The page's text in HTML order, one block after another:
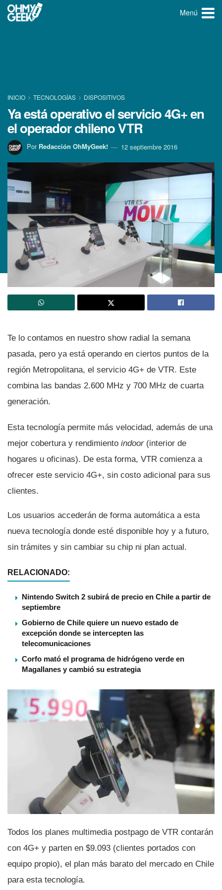
Menú
INICIO TECNOLOGÍ­AS DISPOSITIVOS
Ya está operativo el servicio 4G+ en
el operador chileno VTR
Por Redacción OhMyGeek! 12 septiembre 2016
Te lo contamos en nuestro show radial la semana
pasada, pero ya está operando en ciertos puntos de la
región Metropolitana, el servicio 4G+ de VTR. Este
combina las bandas 2.600 MHz y 700 MHz de cuarta
generación.
Esta tecnologí­a permite más velocidad, además de una
mejor cobertura y rendimiento indoor(interior de
hogares u oficinas). De esta forma, VTR comienza a
ofrecer este servicio 4G+, sin costo adicional para sus
clientes.
Los usuarios accederán de forma automática a esta
nueva tecnologí­a donde esté disponible hoy y a futuro,
sin trámites y sin cambiar su chip ni plan actual.
RELACIONADO:
Nintendo Switch 2 subirá de precio en Chile a partir de
septiembre
Gobierno de Chile quiere un nuevo estado de
excepción donde se intercepten las
telecomunicaciones
Corfo mató el programa de hidrógeno verde en
Magallanes y cambió su estrategia
Todos los planes multimedia postpago de VTR contarán
con 4G+ y parten en $9.093 (clientes portados con
equipo propio), el plan más barato del mercado en Chile
para esta tecnologí­a.